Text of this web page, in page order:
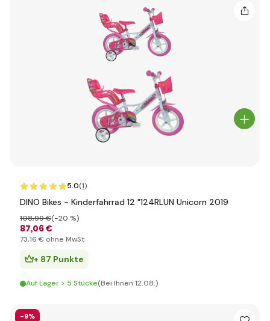
5.0(1)
DINO Bikes - Kinderfahrrad 12 "124RLUN Unicorn 2019
87,06 €
108,99 €(-20 %)
73,16 € ohne MwSt
+ 87 Punkte
Auf Lager > 5 Stücke(Bei Ihnen 12.08.)
-9%